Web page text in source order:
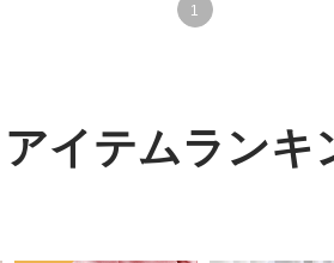
1
アイテムランキ